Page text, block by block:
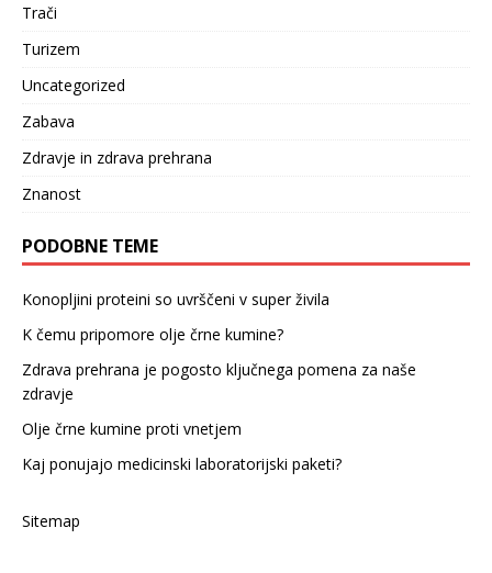
Trači
Turizem
Uncategorized
Zabava
Zdravje in zdrava prehrana
Znanost
PODOBNE TEME
Konopljini proteini so uvrščeni v super živila
K čemu pripomore olje črne kumine?
Zdrava prehrana je pogosto ključnega pomena za naše
zdravje
Olje črne kumine proti vnetjem
Kaj ponujajo medicinski laboratorijski paketi?
Sitemap